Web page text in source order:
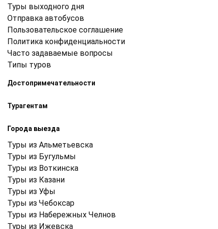
Туры выходного дня
Отправка автобусов
Пользовательское соглашение
Политика конфиденциальности
Часто задаваемые вопросы
Типы туров
Достопримечательности
Турагентам
Города выезда
Туры из Альметьевска
Туры из Бугульмы
Туры из Воткинска
Туры из Казани
Туры из Уфы
Туры из Чебоксар
Туры из Набережных Челнов
Туры из Ижевска